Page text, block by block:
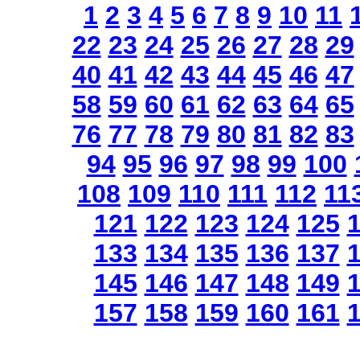
1 2 3 4 5 6 7 8 9 10 11
22 23 24 25 26 27 28 29
40 41 42 43 44 45 46 47
58 59 60 61 62 63 64 65
76 77 78 79 80 81 82 83
94 95 96 97 98 99 100
108 109 110 111 112
121 122 123 124 125
133 134 135 136 137
145 146 147 148 149
157 158 159 160 161